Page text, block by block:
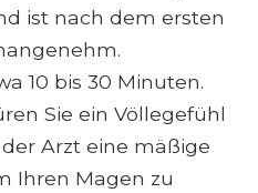
ist nach dem ersten
10 bis 30 Minuten.
Sie ein Völlegefühl
Arzt eine mäßige
Ihren Magen zu